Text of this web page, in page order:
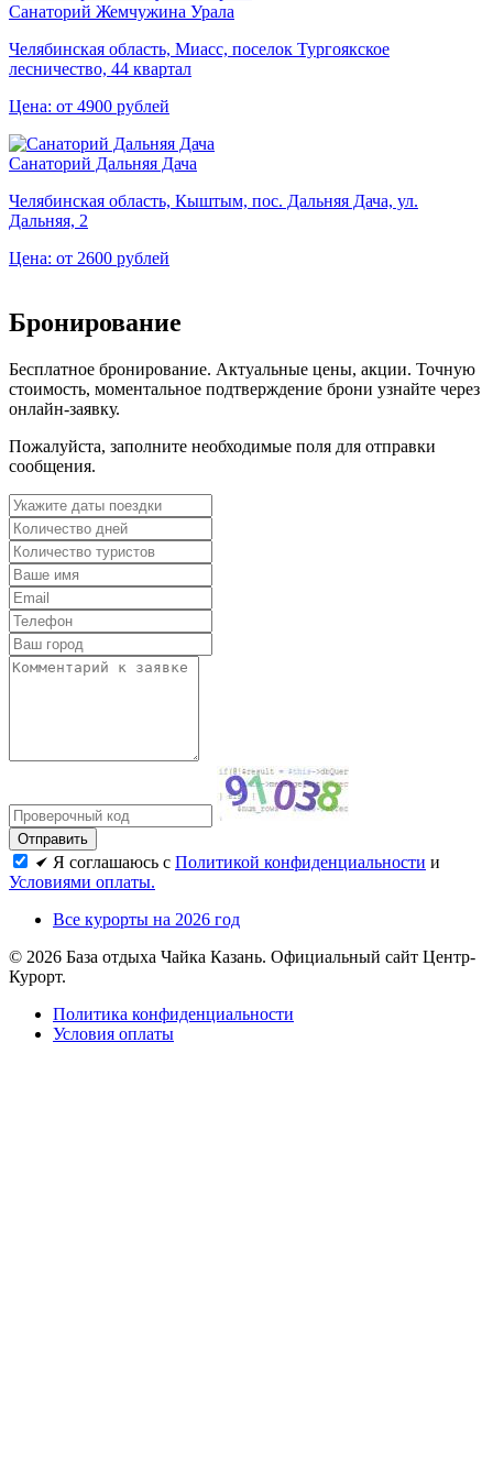
Санаторий Жемчужина Урала
Челябинская область, Миасс, поселок Тургоякское
лесничество, 44 квартал
Цена: от 4900 рублей
Санаторий Дальняя Дача
Челябинская область, Кыштым, пос. Дальняя Дача, ул.
Дальняя, 2
Цена: от 2600 рублей
Бронирование
Бесплатное бронирование. Актуальные цены, акции. Точную
стоимость, моментальное подтверждение брони узнайте через
онлайн-заявку.
Пожалуйста, заполните необходимые поля для отправки
сообщения.
Я соглашаюсь с Политикой конфиденциальности и
Условиями оплаты.
Все курорты на 2026 год
© 2026 База отдыха Чайка Казань. Официальный сайт Центр-
Курорт.
Политика конфиденциальности
Условия оплаты